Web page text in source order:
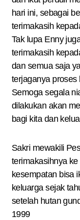
hari ini, sebagai
terimakasih
Tak lupa Enny
terimakasih
dan semua saja
terjaganya proses
Semoga segala
dilakukan akan
bagi kita dan
Sakri mewakili
terimakasihnya
kesempatan bisa
keluarga sejak
setelah hutan
1999